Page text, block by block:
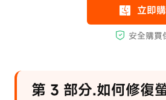
第 3 部分.如何修復